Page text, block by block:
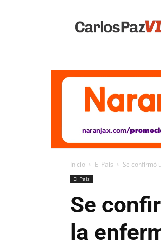
Vivo
Inicio El Pais Se confirmó
El Pais
Se
la